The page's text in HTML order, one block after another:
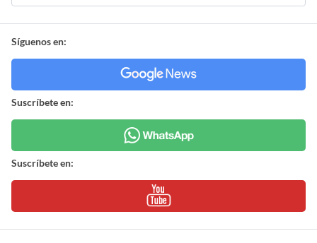
Síguenos en:
Suscríbete en:
Suscríbete en: